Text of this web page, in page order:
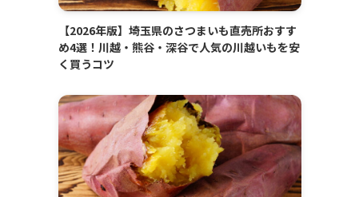
【2026年版】埼玉県のさつまいも直売所おすす
め4選！川越・熊谷・深谷で人気の川越いもを安
く買うコツ